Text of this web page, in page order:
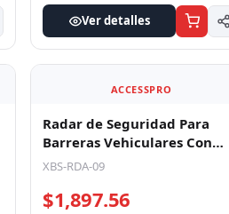
Ver detalles
ACCESSPRO
Radar de Seguridad Para
Barreras Vehiculares Con
Conexión BLUETOOTH / Ideal
XBS-RDA-09
$1,897.56